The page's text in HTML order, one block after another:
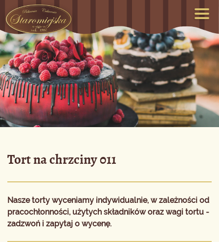
Tort na chrzciny 011
Nasze torty wyceniamy indywidualnie, w zależności od
pracochłonności, użytych składników oraz wagi tortu -
zadzwoń i zapytaj o wycenę.